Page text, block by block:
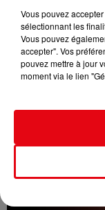
Vous pouvez
sélectionnant les
Vous pouvez
accepter". Vos
pouvez mettre à jour
moment via le lien